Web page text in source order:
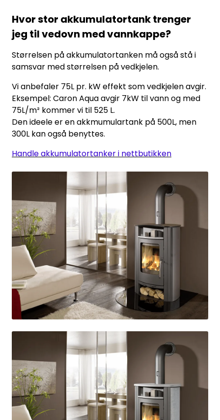
Hvor stor akkumulatortank trenger
jeg til vedovn med vannkappe?
Størrelsen på akkumulatortanken må også stå i
samsvar med størrelsen på vedkjelen.
Vi anbefaler 75L pr. kW effekt som vedkjelen avgir.
Eksempel: Caron Aqua avgir 7kW til vann og med
75L/m² kommer vi til 525 L.
Den ideele er en akkmumulartank på 500L, men
300L kan også benyttes.
Handle akkumulatortanker i nettbutikken